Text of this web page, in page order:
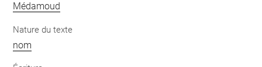
Médamoud
Nature du texte
nom